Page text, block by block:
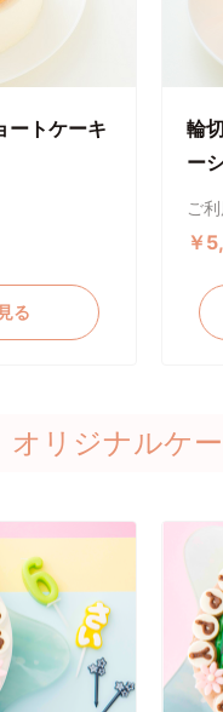
ートケーキ
る
輪
ー
ご
￥
オリジナルケ